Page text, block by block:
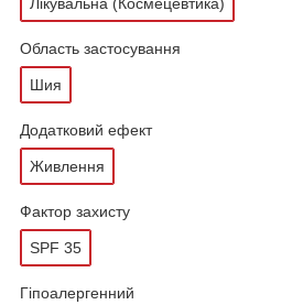
Область застосування
Шия
Додатковий ефект
Живлення
Фактор захисту
SPF 35
Гіпоалергенний